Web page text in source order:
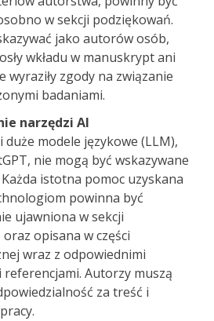
w sekcji podziękowań.
jako autorów osób,
wkładu w manuskrypt ani
wyraziły zgody na związanie
badaniami.
narzędzi AI
duże modele językowe (LLM),
nie mogą być wskazywane
istotna pomoc uzyskana
powinna być
ujawniona w sekcji
opisana w części
wraz z odpowiednimi
referencjami. Autorzy muszą
za treść i